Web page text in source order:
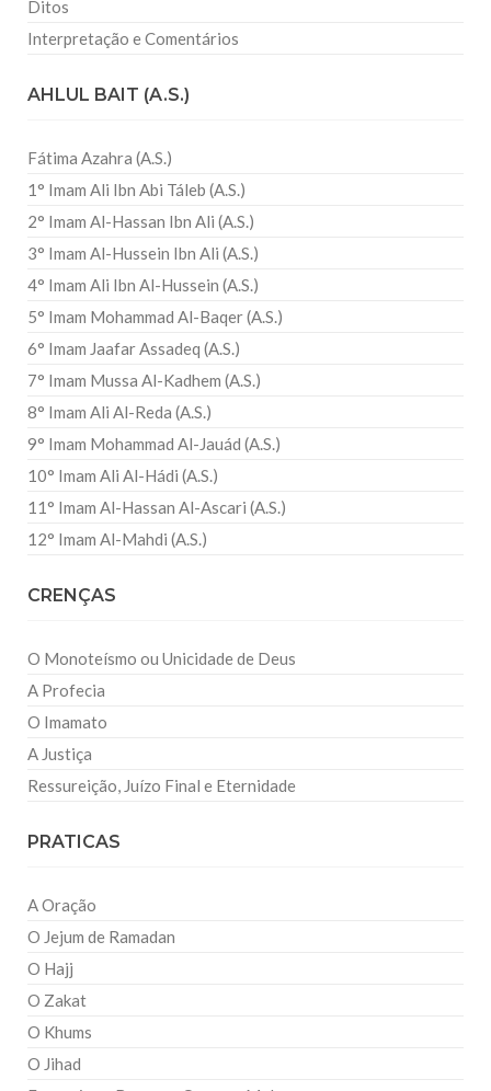
Ditos
Interpretação e Comentários
AHLUL BAIT (A.S.)
Fátima Azahra (A.S.)
1° Imam Ali Ibn Abi Táleb (A.S.)
2° Imam Al-Hassan Ibn Ali (A.S.)
3° Imam Al-Hussein Ibn Ali (A.S.)
4° Imam Ali Ibn Al-Hussein (A.S.)
5° Imam Mohammad Al-Baqer (A.S.)
6° Imam Jaafar Assadeq (A.S.)
7° Imam Mussa Al-Kadhem (A.S.)
8° Imam Ali Al-Reda (A.S.)
9° Imam Mohammad Al-Jauád (A.S.)
10° Imam Ali Al-Hádi (A.S.)
11° Imam Al-Hassan Al-Ascari (A.S.)
12° Imam Al-Mahdi (A.S.)
CRENÇAS
O Monoteísmo ou Unicidade de Deus
A Profecia
O Imamato
A Justiça
Ressureição, Juízo Final e Eternidade
PRATICAS
A Oração
O Jejum de Ramadan
O Hajj
O Zakat
O Khums
O Jihad